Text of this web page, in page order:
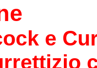
e